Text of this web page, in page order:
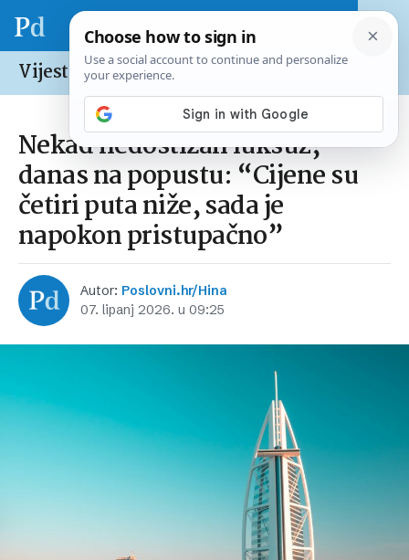
Vijesti /Svijet
Nekad nedostižan luksuz,
danas na popustu: “Cijene su
četiri puta niže, sada je
napokon pristupačno”
Autor: Poslovni.hr/Hina
07. lipanj 2026. u 09:25